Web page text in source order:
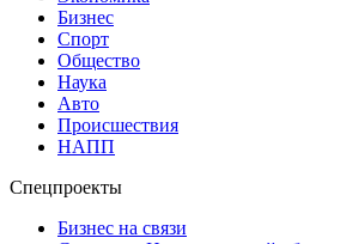
Бизнес
Спорт
Общество
Наука
Авто
Происшествия
НАПП
Спецпроекты
Бизнес на связи